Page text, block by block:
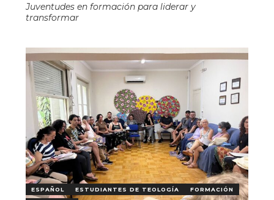
Juventudes en formación para liderar y
transformar
ESPAÑOL ESTUDIANTES DE TEOLOGÍA FORMACIÓN